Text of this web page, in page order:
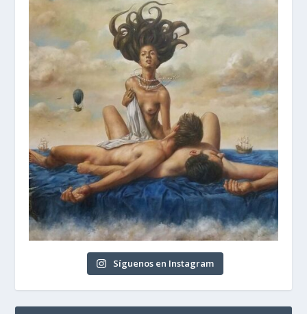
Síguenos en Instagram